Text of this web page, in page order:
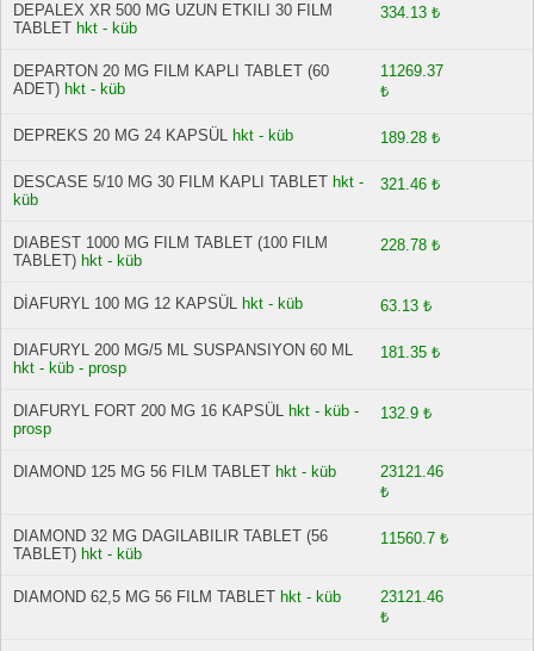
DEPALEX XR 500 MG UZUN ETKILI 30 FILM
TABLET hkt - küb
334.13 ₺
DEPARTON 20 MG FILM KAPLI TABLET (60
ADET) hkt - küb
11269.37
₺
DEPREKS 20 MG 24 KAPSÜL hkt - küb 189.28 ₺
DESCASE 5/10 MG 30 FILM KAPLI TABLET hkt -
küb
321.46 ₺
DIABEST 1000 MG FILM TABLET (100 FILM
TABLET) hkt - küb
228.78 ₺
DİAFURYL 100 MG 12 KAPSÜL hkt - küb 63.13 ₺
DIAFURYL 200 MG/5 ML SUSPANSIYON 60 ML
hkt - küb - prosp
181.35 ₺
DIAFURYL FORT 200 MG 16 KAPSÜL hkt - küb -
prosp
132.9 ₺
DIAMOND 125 MG 56 FILM TABLET hkt - küb
23121.46
₺
DIAMOND 32 MG DAGILABILIR TABLET (56
TABLET) hkt - küb
11560.7 ₺
DIAMOND 62,5 MG 56 FILM TABLET hkt - küb
23121.46
₺